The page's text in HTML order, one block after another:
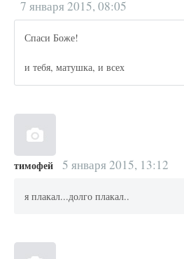
7 января 2015, 08:05
Спаси Боже!
и тебя, матушка, и всех
тимофей 5 января 2015, 13:12
я плакал...долго плакал..